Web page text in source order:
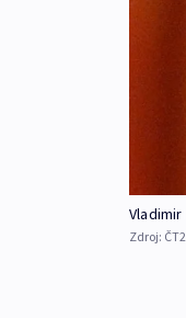
Vladimir
Zdroj: